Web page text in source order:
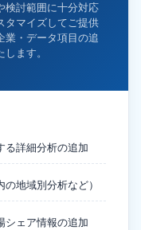
検討範囲に十分対応
タマイズしてご提供
業・データ項目の追
ます。
る詳細分析の追加
地域別分析など）
シェア情報の追加